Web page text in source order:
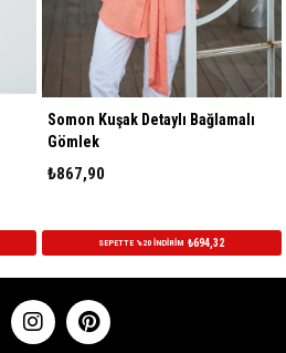
Somon Kuşak Detaylı Bağlamalı
₺867,90
SEPETTE %20 İNDİRİM ₺694,32
Gri